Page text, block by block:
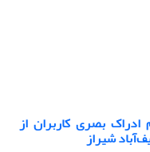
بصری کاربران از
شیراز